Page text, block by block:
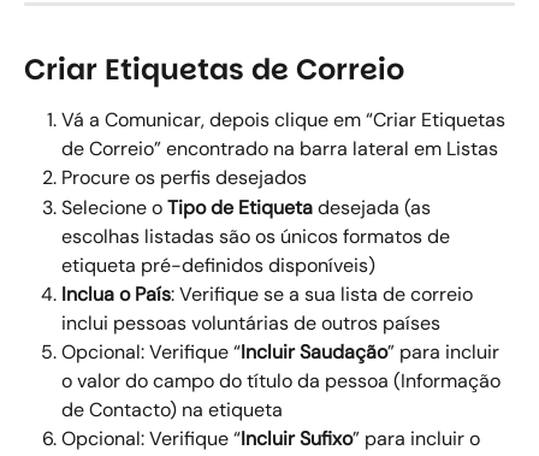
Criar Etiquetas de Correio
Vá a Comunicar, depois clique em “Criar Etiquetas
de Correio” encontrado na barra lateral em Listas
Procure os perfis desejados
Selecione o Tipo de Etiqueta desejada (as
escolhas listadas são os únicos formatos de
etiqueta pré-definidos disponíveis)
Inclua o País: Verifique se a sua lista de correio
inclui pessoas voluntárias de outros países
Opcional: Verifique “Incluir Saudação” para incluir
o valor do campo do título da pessoa (Informação
de Contacto) na etiqueta
Opcional: Verifique “Incluir Sufixo” para incluir o